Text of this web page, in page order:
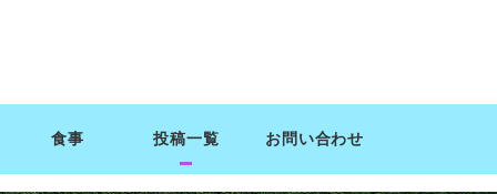
食事 投稿一覧 お問い合わせ